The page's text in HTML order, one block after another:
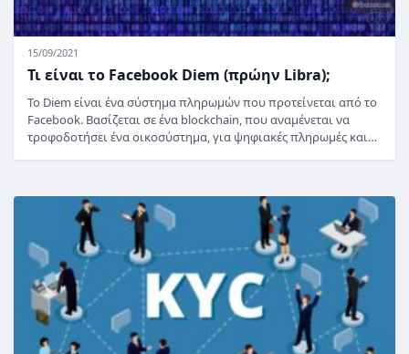
15/09/2021
Τι είναι το Facebook Diem (πρώην Libra);
Το Diem είναι ένα σύστημα πληρωμών που προτείνεται από το
Facebook. Βασίζεται σε ένα blockchain, που αναμένεται να
τροφοδοτήσει ένα οικοσύστημα, για ψηφιακές πληρωμές και…